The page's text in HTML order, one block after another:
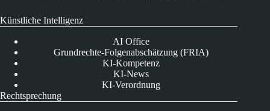
Künstliche Intelligenz
AI Office
Grundrechte-Folgenabschätzung (FRIA)
KI-Kompetenz
KI-News
KI-Verordnung
Rechtsprechung